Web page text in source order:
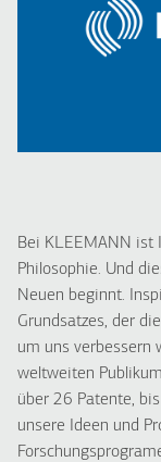
Bei KLEEMANN
Philosophie. Und
Neuen beginnt.
Grundsatzes, der
um uns verbessern
weltweiten
über 26 Patente,
unsere Ideen und